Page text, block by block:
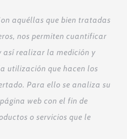
aquéllas que bien tratadas
nos permiten cuantificar
así realizar la medición y
utilización que hacen los
Para ello se analiza su
web con el fin de
o servicios que le